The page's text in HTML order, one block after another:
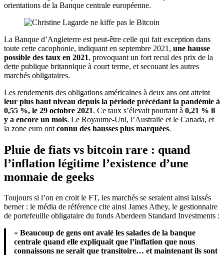
orientations de la Banque centrale européenne.
La Banque d’Angleterre est peut-être celle qui fait exception dans
toute cette cacophonie, indiquant en septembre 2021, une hausse
possible des taux en 2021, provoquant un fort recul des prix de la
dette publique britannique à court terme, et secouant les autres
marchés obligataires.
Les rendements des obligations américaines à deux ans ont atteint
leur plus haut niveau depuis la période précédant la pandémie à
0,55 %, le 29 octobre 2021. Ce taux s’élevait pourtant à 0,21 % il
y a encore un mois. Le Royaume-Uni, l’Australie et le Canada, et
la zone euro ont connu des hausses plus marquées.
Pluie de fiats vs bitcoin rare : quand
l’inflation légitime l’existence d’une
monnaie de geeks
Toujours si l’on en croit le FT, les marchés se seraient ainsi laissés
berner : le média de référence cite ainsi James Athey, le gestionnaire
de portefeuille obligataire du fonds Aberdeen Standard Investments :
« Beaucoup de gens ont avalé les salades de la banque
centrale quand elle expliquait que l’inflation que nous
connaissons ne serait que transitoire… et maintenant ils sont